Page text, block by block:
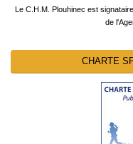
Le C.H.M. Plouhinec est
de
CHARTE